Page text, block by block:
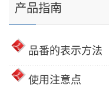
产品指南
品番的表示方法
使用注意点